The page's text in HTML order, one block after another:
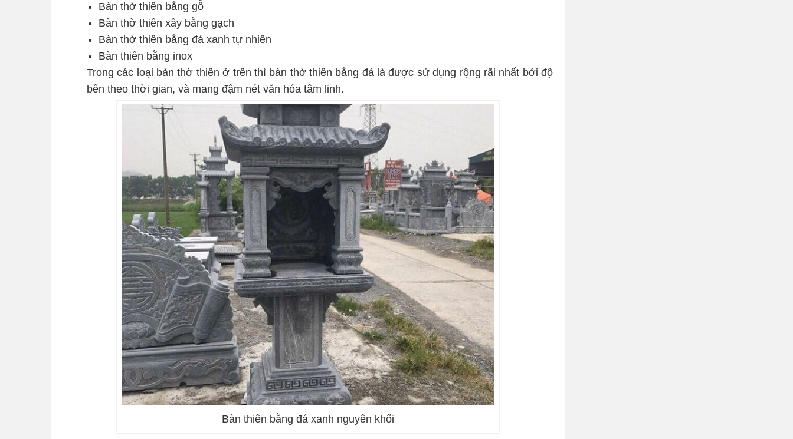
Bàn thờ thiên bằng gỗ
Bàn thờ thiên xây bằng gạch
Bàn thờ thiên bằng đá xanh tự nhiên
Bàn thiên bằng inox
Trong các loại bàn thờ thiên ở trên thì bàn thờ thiên bằng đá là được sử dụng rộng rãi nhất bởi độ
bền theo thời gian, và mang đậm nét văn hóa tâm linh.
Bàn thiên bằng đá xanh nguyên khối